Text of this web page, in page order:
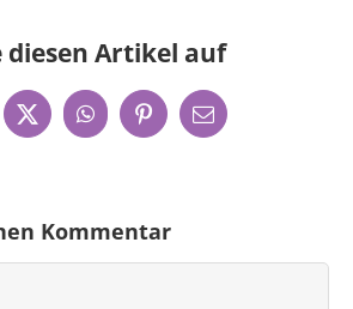
diesen Artikel auf
X WhatsAppPinterest
E-
Mail
Kommentar